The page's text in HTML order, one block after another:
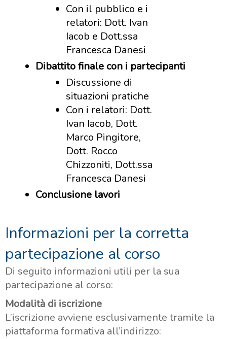
Con il pubblico e i
relatori: Dott. Ivan
Iacob e Dott.ssa
Francesca Danesi
Dibattito finale con i partecipanti
Discussione di
situazioni pratiche
Con i relatori: Dott.
Ivan Iacob, Dott.
Marco Pingitore,
Dott. Rocco
Chizzoniti, Dott.ssa
Francesca Danesi
Conclusione lavori
Informazioni per la corretta
partecipazione al corso
Di seguito informazioni utili per la sua
partecipazione al corso:
Modalità di iscrizione
L’iscrizione avviene esclusivamente tramite la
piattaforma formativa all’indirizzo: